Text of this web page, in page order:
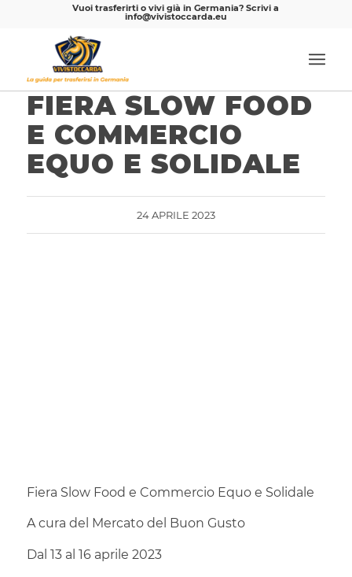
Vuoi trasferirti o vivi già in Germania? Scrivi a
info@vivistoccarda.eu
FIERA SLOW FOOD
E COMMERCIO
EQUO E SOLIDALE
24 APRILE 2023
Fiera Slow Food e Commercio Equo e Solidale
A cura del Mercato del Buon Gusto
Dal 13 al 16 aprile 2023